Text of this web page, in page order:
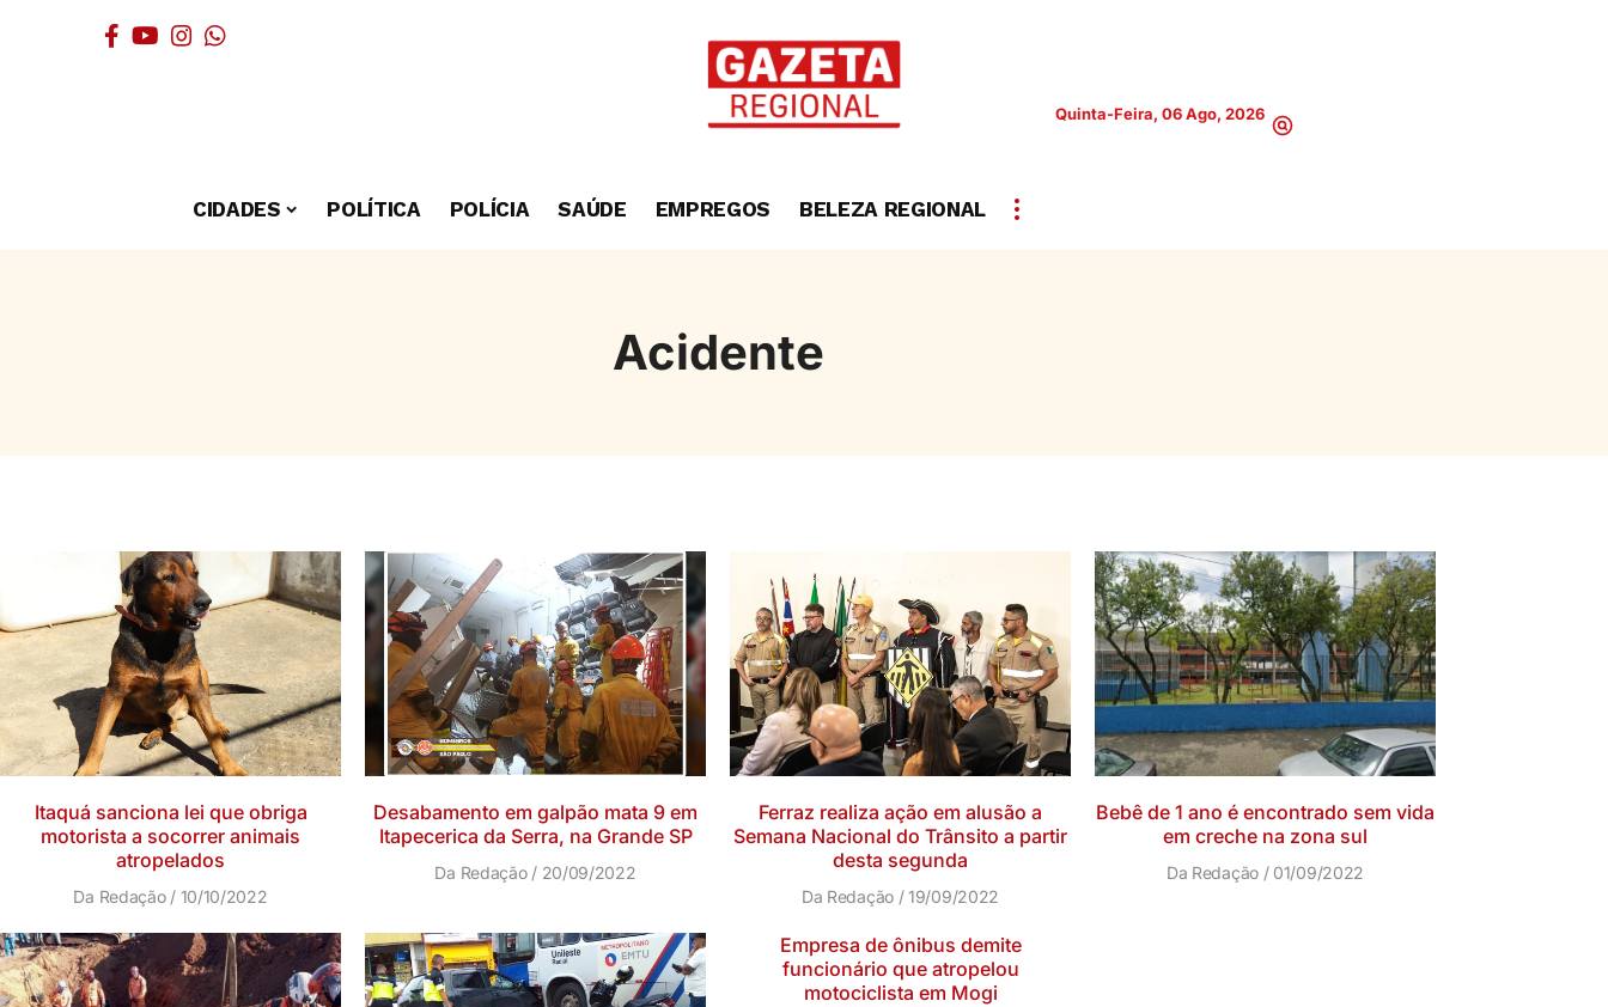
Quinta-Feira, 06 Ago, 2026
CIDADES POLÍTICA POLÍCIA SAÚDE EMPREGOS BELEZA REGIONAL
Acidente
Itaquá sanciona lei que obriga
motorista a socorrer animais
atropelados
Da Redação 10/10/2022
Desabamento em galpão mata 9 em
Itapecerica da Serra, na Grande SP
Da Redação 20/09/2022
Ferraz realiza ação em alusão a
Semana Nacional do Trânsito a partir
desta segunda
Da Redação 19/09/2022
Bebê de 1 ano é encontrado sem vida
em creche na zona sul
Da Redação 01/09/2022
Empresa de ônibus demite
funcionário que atropelou
motociclista em Mogi